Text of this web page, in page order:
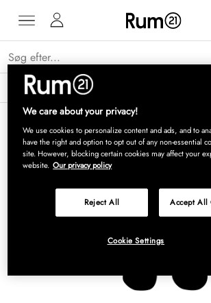
Få 15 % på Grythyttan Stålmöbler* →
We care about your privacy!
We use cookies to personalize content and ads, and to
have the right and option to opt out of any non-essential
site. However, blocking certain cookies may affect your
website. Our privacy policy
Reject All Accept All
Cookie Settings